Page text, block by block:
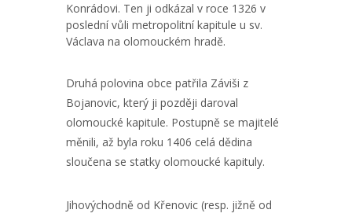
Konrádovi. Ten ji odkázal v roce 1326 v
poslední vůli metropolitní kapitule u sv.
Václava na olomouckém hradě.
Druhá polovina obce patřila Záviši z
Bojanovic, který ji později daroval
olomoucké kapitule. Postupně se majitelé
měnili, až byla roku 1406 celá dědina
sloučena se statky olomoucké kapituly.
Jihovýchodně od Křenovic (resp. jižně od